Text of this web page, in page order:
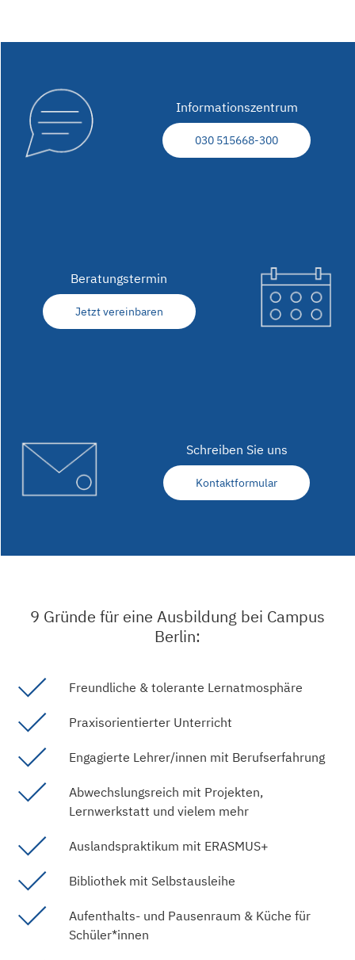
Informationszentrum
030 515668-300
Beratungstermin
Jetzt vereinbaren
Schreiben Sie uns
Kontaktformular
9 Gründe für eine Ausbildung bei Campus
Berlin:
Freundliche & tolerante Lernatmosphäre
Praxisorientierter Unterricht
Engagierte Lehrer/innen mit Berufserfahrung
Abwechslungsreich mit Projekten,
Lernwerkstatt und vielem mehr
Auslandspraktikum mit ERASMUS+
Bibliothek mit Selbstausleihe
Aufenthalts- und Pausenraum & Küche für
Schüler*innen